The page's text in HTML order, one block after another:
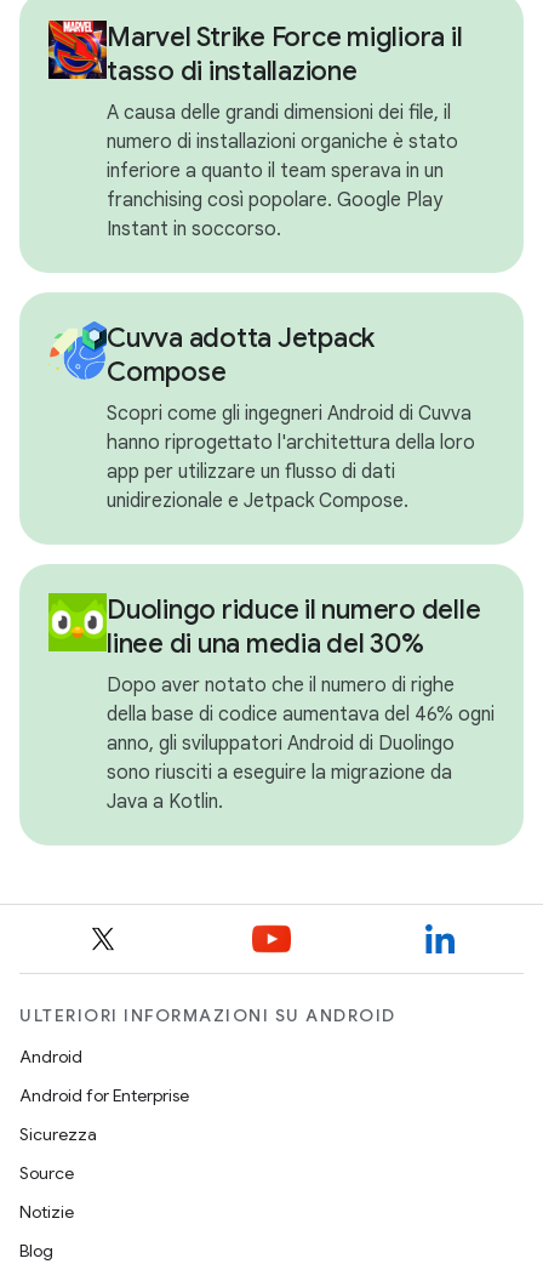
Marvel Strike Force migliora il
tasso di installazione
A causa delle grandi dimensioni dei file, il
numero di installazioni organiche è stato
inferiore a quanto il team sperava in un
franchising così popolare. Google Play
Instant in soccorso.
Cuvva adotta Jetpack
Compose
Scopri come gli ingegneri Android di Cuvva
hanno riprogettato l'architettura della loro
app per utilizzare un flusso di dati
unidirezionale e Jetpack Compose.
Duolingo riduce il numero delle
linee di una media del 30%
Dopo aver notato che il numero di righe
della base di codice aumentava del 46% ogni
anno, gli sviluppatori Android di Duolingo
sono riusciti a eseguire la migrazione da
Java a Kotlin.
ULTERIORI INFORMAZIONI SU ANDROID
Android
Android for Enterprise
Sicurezza
Source
Notizie
Blog